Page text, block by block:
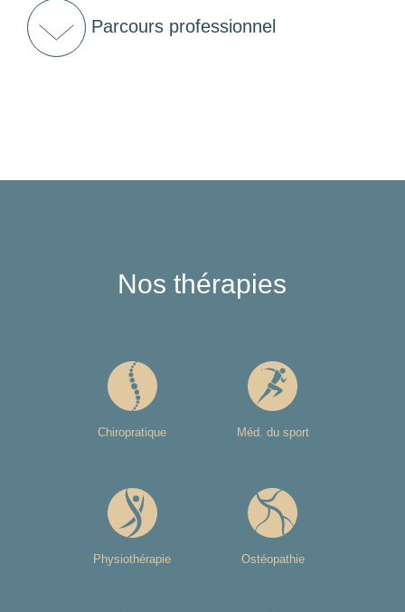
Parcours professionnel
Nos thérapies
Chiropratique Méd. du sport
Physiothérapie Ostéopathie